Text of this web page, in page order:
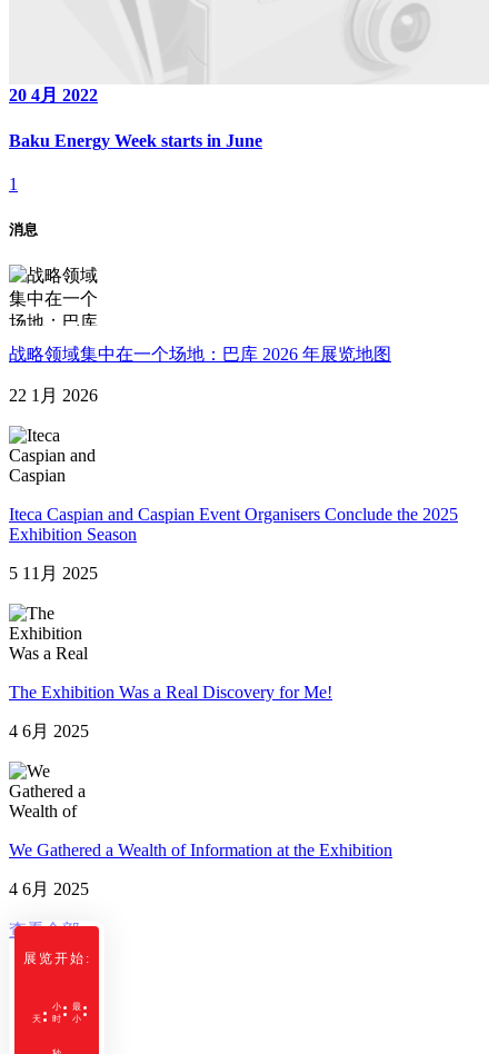
20 4月 2022
Baku Energy Week starts in June
1
消息
战略领域集中在一个场地：巴库 2026 年展览地图
22 1月 2026
Iteca Caspian and Caspian Event Organisers Conclude the 2025
Exhibition Season
5 11月 2025
The Exhibition Was a Real Discovery for Me!
4 6月 2025
We Gathered a Wealth of Information at the Exhibition
4 6月 2025
查看全部
展览开始:
天
小
时
最
小